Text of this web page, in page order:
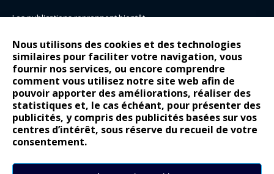
Nous utilisons des cookies et des technologies
similaires pour faciliter votre navigation, vous
fournir nos services, ou encore comprendre
comment vous utilisez notre site web afin de
pouvoir apporter des améliorations, réaliser des
statistiques et, le cas échéant, pour présenter des
publicités, y compris des publicités basées sur vos
centres d’intérêt, sous réserve du recueil de votre
consentement.
Les publications reprennent bientôt…
14 juillet : nouveau film de marque pour Citroën
Renault Espace : voyage, voyage…
Peugeot E-208 GTi : naissance d’une légende
COMMENTAIRES RÉCENTS
Bernard Dardartdans
Gilly